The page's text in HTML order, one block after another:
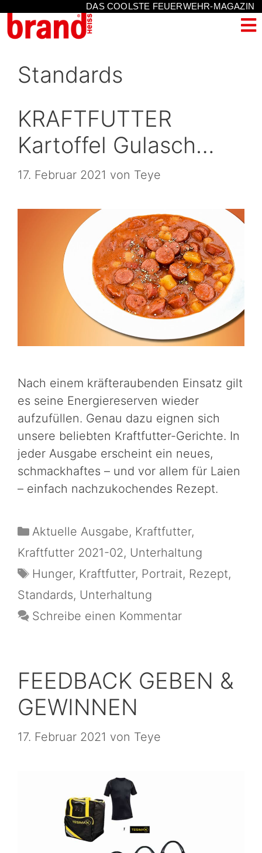
DAS COOLSTE FEUERWEHR-MAGAZIN
Standards
KRAFTFUTTER
Kartoffel Gulasch…
17. Februar 2021 von Teye
Nach einem kräfteraubenden Einsatz gilt
es seine Energiereserven wieder
aufzufüllen. Genau dazu eignen sich
unsere beliebten Kraftfutter-Gerichte. In
jeder Ausgabe erscheint ein neues,
schmackhaftes – und vor allem für Laien
– einfach nachzukochendes Rezept.
Aktuelle Ausgabe, Kraftfutter,
Kraftfutter 2021-02, Unterhaltung
Hunger, Kraftfutter, Portrait, Rezept,
Standards, Unterhaltung
Schreibe einen Kommentar
FEEDBACK GEBEN &
GEWINNEN
17. Februar 2021 von Teye